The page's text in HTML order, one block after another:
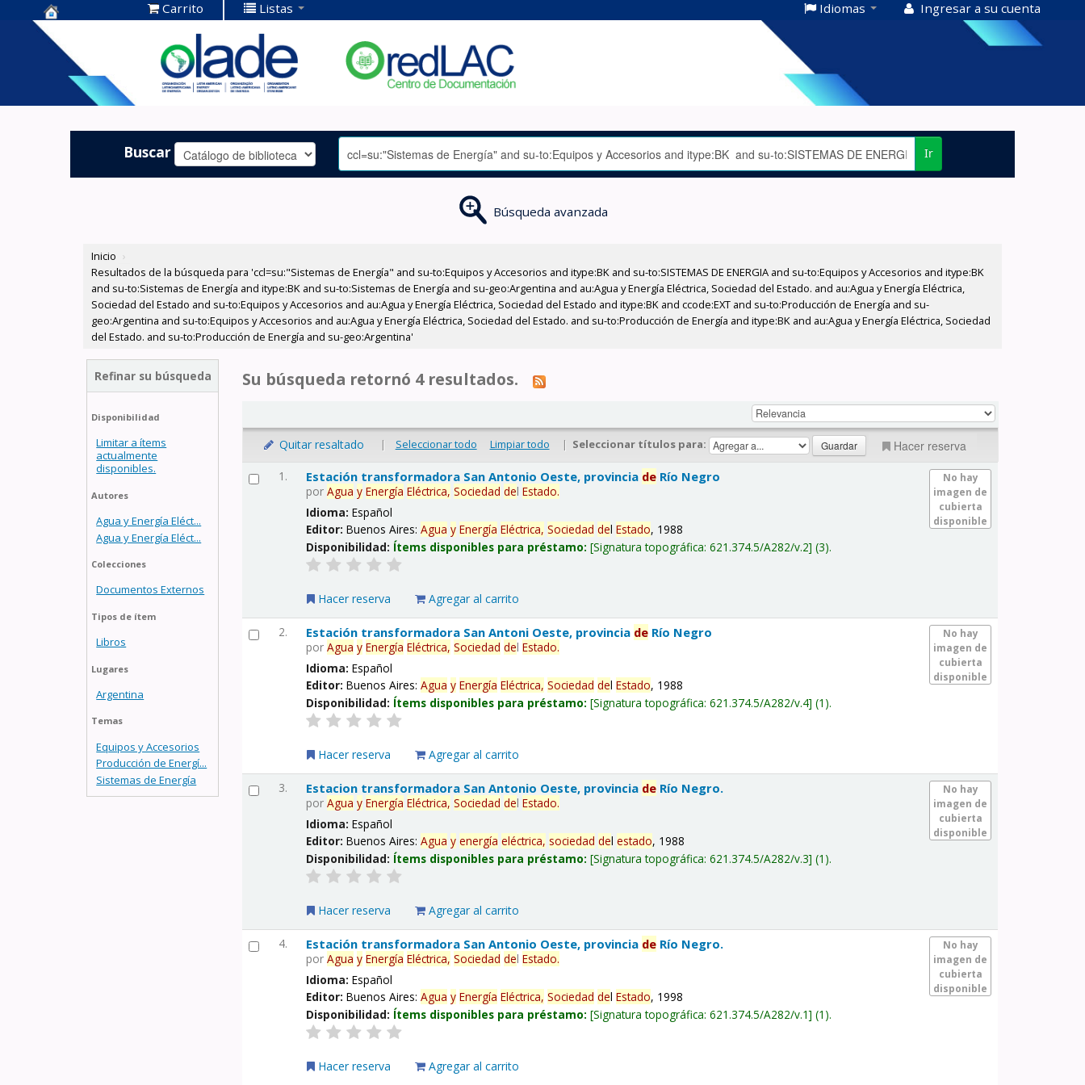
Centro de
Documentación
OLADE -
Carrito Listas Idiomas Ingresar a su cuenta
Buscar Ir
Búsqueda avanzada
Inicio ›
Resultados de la búsqueda para 'ccl=su:"Sistemas de Energía" and su-to:Equipos y Accesorios and itype:BK and su-to:SISTEMAS DE ENERGIA and su-to:Equipos y Accesorios and itype:BK
and su-to:Sistemas de Energía and itype:BK and su-to:Sistemas de Energía and su-geo:Argentina and au:Agua y Energía Eléctrica, Sociedad del Estado. and au:Agua y Energía Eléctrica,
Sociedad del Estado and su-to:Equipos y Accesorios and au:Agua y Energía Eléctrica, Sociedad del Estado and itype:BK and ccode:EXT and su-to:Producción de Energía and su-
geo:Argentina and su-to:Equipos y Accesorios and au:Agua y Energía Eléctrica, Sociedad del Estado. and su-to:Producción de Energía and itype:BK and au:Agua y Energía Eléctrica, Sociedad
del Estado. and su-to:Producción de Energía and su-geo:Argentina'
Refinar su búsqueda
Disponibilidad
Limitar a ítems
actualmente
disponibles.
Autores
Agua y Energía Eléct...
Agua y Energía Eléct...
Colecciones
Documentos Externos
Tipos de ítem
Libros
Lugares
Argentina
Temas
Equipos y Accesorios
Producción de Energí...
Sistemas de Energía
Su búsqueda retornó 4 resultados.
Quitar resaltado | Seleccionar todo Limpiar todo | Seleccionar títulos para: Hacer reserva
1.
No hay
imagen de
cubierta
disponible
Estación transformadora San Antonio Oeste, provincia de Río Negro
porAgua y Energía Eléctrica, Sociedad delEstado.
Idioma:Español
Editor:Buenos Aires:Agua y Energía Eléctrica, Sociedad delEstado, 1988
Disponibilidad: Ítems disponibles para préstamo: Signatura topográfica:621.374.5/A282/v.2 (3).
Hacer reserva Agregar al carrito
2.
No hay
imagen de
cubierta
disponible
Estación transformadora San Antoni Oeste, provincia de Río Negro
porAgua y Energía Eléctrica, Sociedad delEstado.
Idioma:Español
Editor:Buenos Aires:Agua y Energía Eléctrica, Sociedad delEstado, 1988
Disponibilidad: Ítems disponibles para préstamo: Signatura topográfica:621.374.5/A282/v.4 (1).
Hacer reserva Agregar al carrito
3.
No hay
imagen de
cubierta
disponible
Estacion transformadora San Antonio Oeste, provincia de Río Negro.
porAgua y Energía Eléctrica, Sociedad delEstado.
Idioma:Español
Editor:Buenos Aires:Agua y energía eléctrica, sociedad delestado, 1988
Disponibilidad: Ítems disponibles para préstamo: Signatura topográfica:621.374.5/A282/v.3 (1).
Hacer reserva Agregar al carrito
4.
No hay
imagen de
cubierta
disponible
Estación transformadora San Antonio Oeste, provincia de Río Negro.
porAgua y Energía Eléctrica, Sociedad delEstado.
Idioma:Español
Editor:Buenos Aires:Agua y Energía Eléctrica, Sociedad delEstado, 1998
Disponibilidad: Ítems disponibles para préstamo: Signatura topográfica:621.374.5/A282/v.1 (1).
Hacer reserva Agregar al carrito